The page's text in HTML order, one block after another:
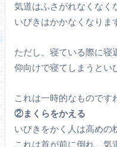
気道はふさがれなくなく
いびきはかかなくなりま
ただし、寝ている際に寝
仰向けで寝てしまうとい
これは一時的なものです
②まくらをかえる
いびきをかく人は高めの
これは首が前に倒れ、気